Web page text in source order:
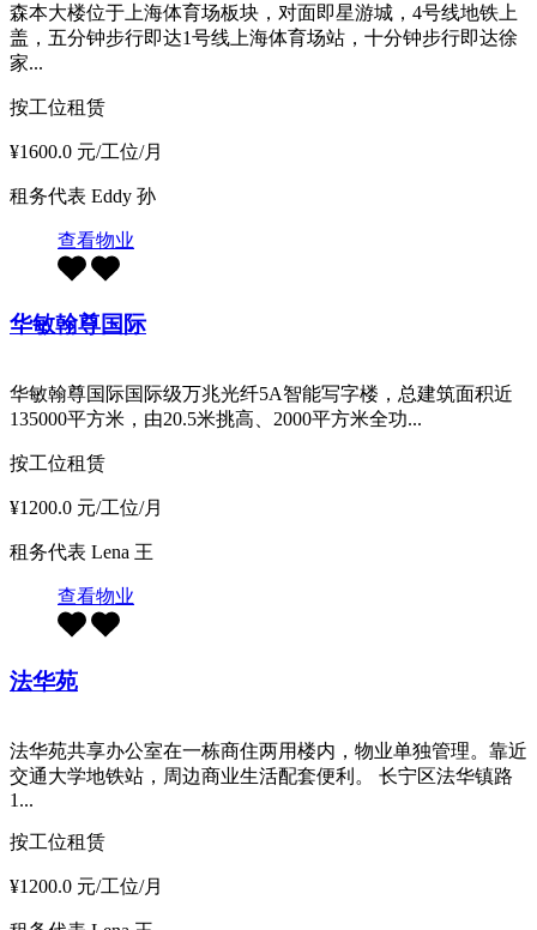
森本大楼位于上海体育场板块，对面即星游城，4号线地铁上
盖，五分钟步行即达1号线上海体育场站，十分钟步行即达徐
家...
按工位租赁
¥1600.0 元/工位/月
租务代表 Eddy 孙
查看物业
华敏翰尊国际
华敏翰尊国际国际级万兆光纤5A智能写字楼，总建筑面积近
135000平方米，由20.5米挑高、2000平方米全功...
按工位租赁
¥1200.0 元/工位/月
租务代表 Lena 王
查看物业
法华苑
法华苑共享办公室在一栋商住两用楼内，物业单独管理。靠近
交通大学地铁站，周边商业生活配套便利。 长宁区法华镇路
1...
按工位租赁
¥1200.0 元/工位/月